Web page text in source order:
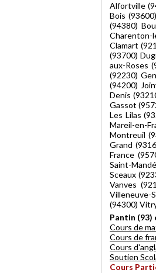
Alfortville
Bois
(94380)
Charenton-
Clamart
(93700)
aux-Roses
(92230)
(94200)
Denis
Gassot
Les Lilas
Mareil-en-
Montreuil
Grand
France
Saint-
Sceaux
Vanves
Villeneuve-
(94300)
Pantin
Cours de
Cours de
Cours
Soutien
Cours